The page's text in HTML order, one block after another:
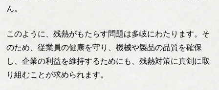
ん。
このように、残熱がもたらす問題は多岐にわたります。そ
のため、従業員の健康を守り、機械や製品の品質を確保
し、企業の利益を維持するためにも、残熱対策に真剣に取
り組むことが求められます。